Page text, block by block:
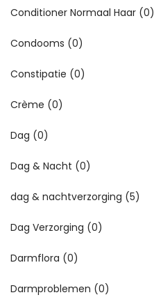
Conditioner Normaal Haar (0)
Condooms (0)
Constipatie (0)
Crème (0)
Dag (0)
Dag & Nacht (0)
dag & nachtverzorging (5)
Dag Verzorging (0)
Darmflora (0)
Darmproblemen (0)